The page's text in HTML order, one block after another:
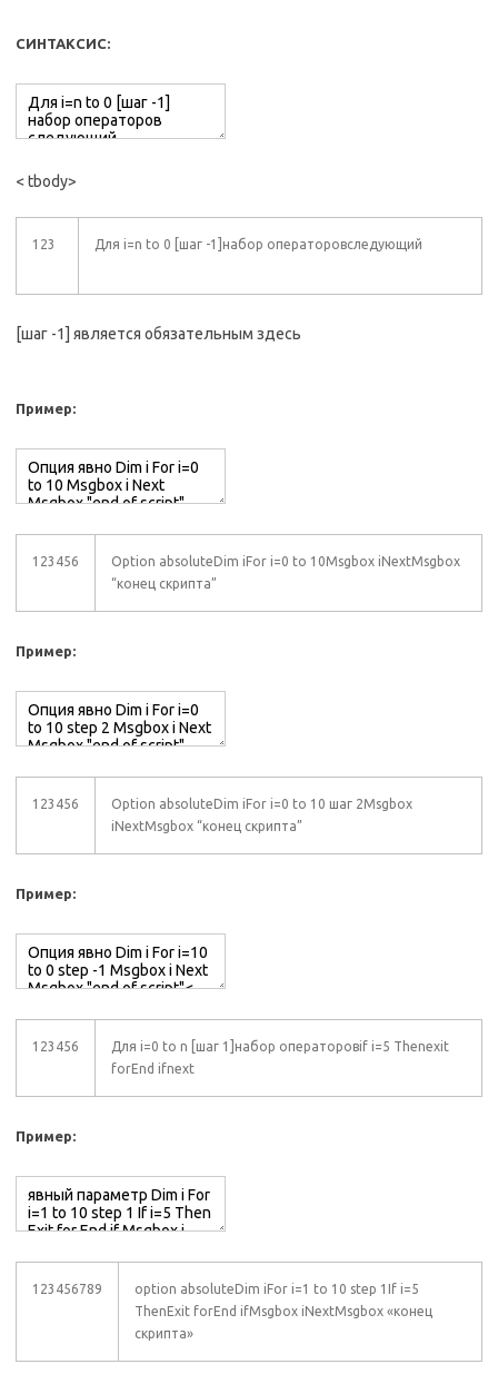
СИНТАКСИС:
< tbody>
123 Для i=n to 0 [шаг -1]набор операторовследующий
[шаг -1] является обязательным здесь
Пример:
123456
Option absoluteDim iFor i=0 to 10Msgbox iNextMsgbox
“конец скрипта”
Пример:
123456
Option absoluteDim iFor i=0 to 10 шаг 2Msgbox
iNextMsgbox “конец скрипта”
Пример:
123456
Для i=0 to n [шаг 1]набор операторовif i=5 Thenexit
forEnd ifnext
Пример:
123456789
option absoluteDim iFor i=1 to 10 step 1If i=5
ThenExit forEnd ifMsgbox iNextMsgbox «конец
скрипта»